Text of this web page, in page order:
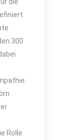
300
Rolle